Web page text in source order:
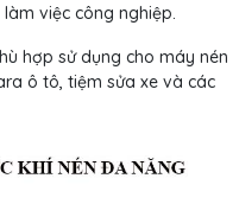
việc công nghiệp.
hợp sử dụng cho máy nén
ô tô, tiệm sửa xe và các